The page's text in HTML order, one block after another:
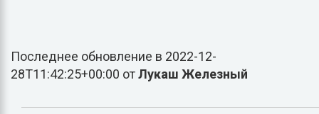
Последнее обновление в 2022-12-
28T11:42:25+00:00 отЛукаш Железный